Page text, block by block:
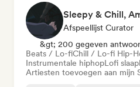
Sleepy & Chill,
Afspeellijst Curator
&gt; 200 gegeven
Beats / Lo-fiChill / Lo-fi Hip-
Instrumentale hiphopLofi
Artiesten toevoegen aan mijn